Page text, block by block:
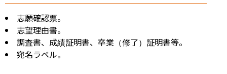
志願確認票。
志望理由書。
調査書、成績証明書、卒業（修了）証明書等。
宛名ラベル。